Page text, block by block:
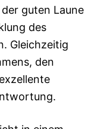
guten Laune
des
Gleichzeitig
den